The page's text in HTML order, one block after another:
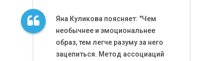
Яна Куликова поясняет: "Чем
необычнее и эмоциональнее
образ, тем легче разуму за него
зацепиться. Метод ассоциаций